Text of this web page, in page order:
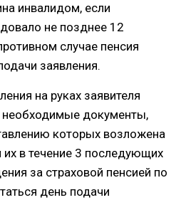
инвалидом, если
не позднее 12
случае пенсия
заявления.
на руках заявителя
необходимые документы,
которых возложена
их в течение 3 последующих
за страховой пенсией по
день подачи